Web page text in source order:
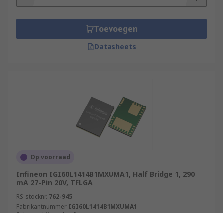
Toevoegen
Datasheets
Op voorraad
Infineon IGI60L1414B1MXUMA1, Half Bridge 1, 290
mA 27-Pin 20V, TFLGA
RS-stocknr. 762-945
Fabrikantnummer IGI60L1414B1MXUMA1